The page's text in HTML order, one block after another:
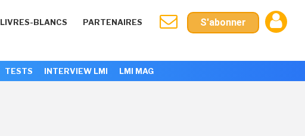
LIVRES-BLANCS PARTENAIRES S'abonner
TESTS INTERVIEW LMI LMI MAG